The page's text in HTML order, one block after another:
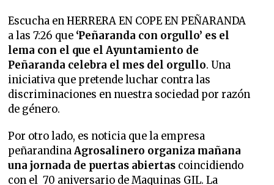
Escucha en HERRERA EN COPE EN PEÑARANDA
a las 7:26 que ‘Peñaranda con orgullo’ es el
lema con el que el Ayuntamiento de
Peñaranda celebra el mes del orgullo. Una
iniciativa que pretende luchar contra las
discriminaciones en nuestra sociedad por razón
de género.
Por otro lado, es noticia que la empresa
peñarandinaAgrosalinero organiza mañana
una jornada de puertas abiertas coincidiendo
con el 70 aniversario de Maquinas GIL. La